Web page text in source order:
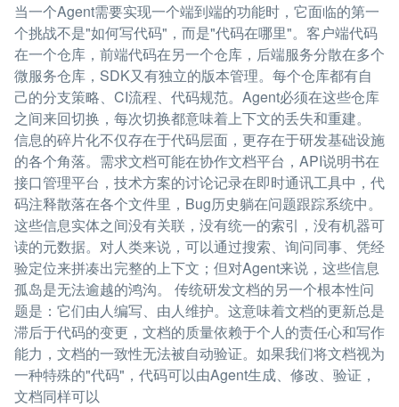
当一个Agent需要实现一个端到端的功能时，它面临的第一
个挑战不是"如何写代码"，而是"代码在哪里"。客户端代码
在一个仓库，前端代码在另一个仓库，后端服务分散在多个
微服务仓库，SDK又有独立的版本管理。每个仓库都有自
己的分支策略、CI流程、代码规范。Agent必须在这些仓库
之间来回切换，每次切换都意味着上下文的丢失和重建。
信息的碎片化不仅存在于代码层面，更存在于研发基础设施
的各个角落。需求文档可能在协作文档平台，API说明书在
接口管理平台，技术方案的讨论记录在即时通讯工具中，代
码注释散落在各个文件里，Bug历史躺在问题跟踪系统中。
这些信息实体之间没有关联，没有统一的索引，没有机器可
读的元数据。对人类来说，可以通过搜索、询问同事、凭经
验定位来拼凑出完整的上下文；但对Agent来说，这些信息
孤岛是无法逾越的鸿沟。 传统研发文档的另一个根本性问
题是：它们由人编写、由人维护。这意味着文档的更新总是
滞后于代码的变更，文档的质量依赖于个人的责任心和写作
能力，文档的一致性无法被自动验证。如果我们将文档视为
一种特殊的"代码"，代码可以由Agent生成、修改、验证，
文档同样可以